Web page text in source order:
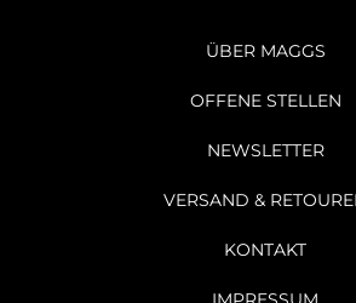
ÜBER MAGGS
OFFENE STELLEN
NEWSLETTER
VERSAND &
KONTAKT